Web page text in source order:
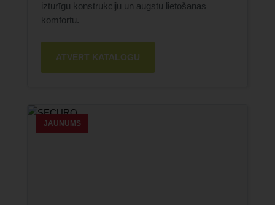
izturīgu konstrukciju un augstu lietošanas
komfortu.
ATVĒRT KATALOGU
JAUNUMS